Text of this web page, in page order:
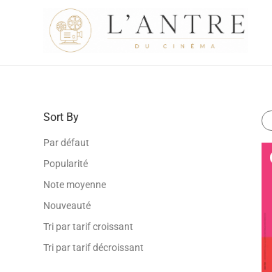
Sort By
Par défaut
Popularité
Note moyenne
Nouveauté
Tri par tarif croissant
Tri par tarif décroissant